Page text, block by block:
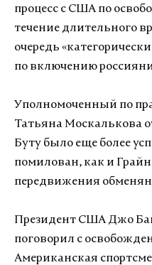
процесс с США по
течение длительного
очередь
по включению
Уполномоченный по
Татьяна Москалькова
Буту было еще более
помилован, как и
передвижения
Президент США Джо
поговорил с
Американская